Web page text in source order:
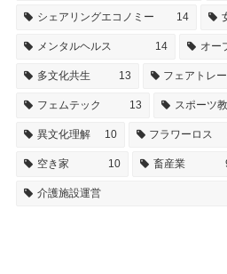
シェアリングエコノミー 14
メンタルヘルス 14 オー
多文化共生 13 フェアトレ
フェムテック 13 スポーツ
異文化理解 10 フラワーロス
空き家 10 畜産業
介護施設運営